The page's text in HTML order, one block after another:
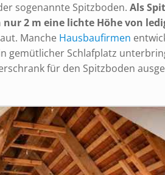
sogenannte Spitzboden. Als
2 m eine lichte Höhe von
Manche Hausbaufirmen
gemütlicher Schlafplatz
für den Spitzboden